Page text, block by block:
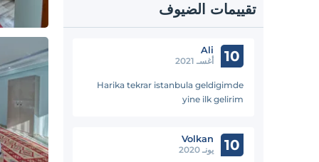
تقييمات الضيوف
10
Ali
أغسـ 2021
Harika tekrar istanbula geldigimde
yine ilk gelirim
10
Volkan
يونـ 2020